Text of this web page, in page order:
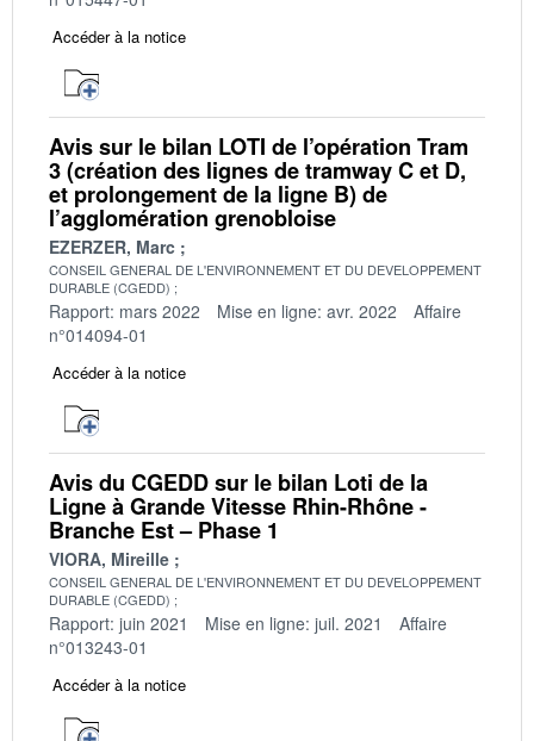
Accéder à la notice
Avis sur le bilan LOTI de l’opération Tram
3 (création des lignes de tramway C et D,
et prolongement de la ligne B) de
l’agglomération grenobloise
EZERZER, Marc
CONSEIL GENERAL DE L'ENVIRONNEMENT ET DU DEVELOPPEMENT
DURABLE (CGEDD)
Rapport: mars 2022 Mise en ligne: avr. 2022
Affaire
n°014094-01
Accéder à la notice
Avis du CGEDD sur le bilan Loti de la
Ligne à Grande Vitesse Rhin-Rhône -
Branche Est – Phase 1
VIORA, Mireille
CONSEIL GENERAL DE L'ENVIRONNEMENT ET DU DEVELOPPEMENT
DURABLE (CGEDD)
Rapport: juin 2021 Mise en ligne: juil. 2021
Affaire
n°013243-01
Accéder à la notice